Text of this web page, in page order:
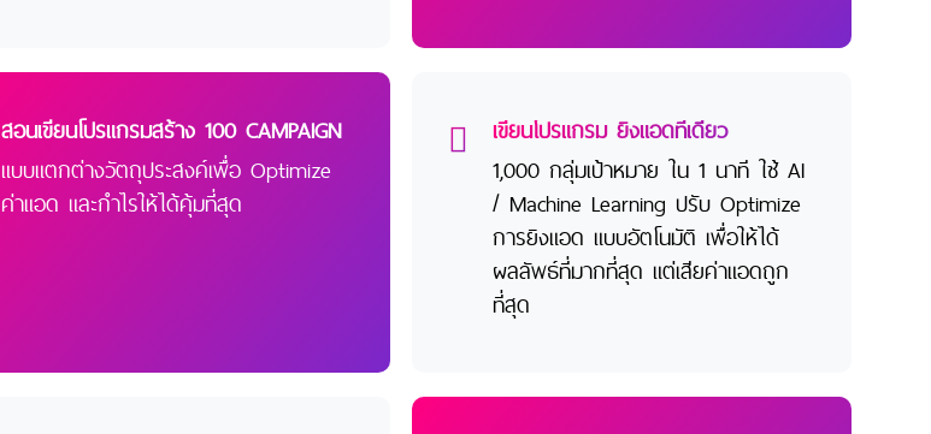
สอนเขียนโปรแกรมสร้าง 100 CAMPAIGN
แบบแตกต่างวัตถุประสงค์เพื่อ Optimize
ค่าแอด และกำไรให้ได้คุ้มที่สุด
เขียนโปรแกรม ยิงแอดที่เดียว
1,000 กลุ่มเป้าหมาย ใน 1 นาที ใช้ AI
/ Machine Learning ปรับ Optimize
การยิงแอด แบบอัตโนมัติ เพื่อให้ได้
ผลลัพธ์ที่มากที่สุด แต่เสียค่าแอดถูก
ที่สุด